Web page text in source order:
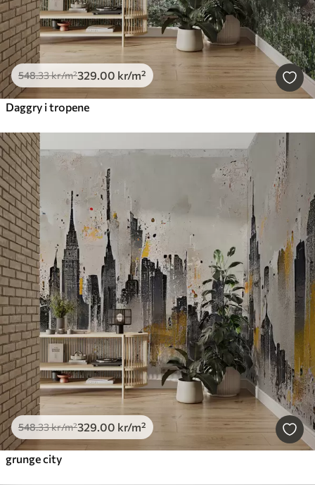
548.33kr/m²329 .00 kr/m²
Daggry i tropene
548.33kr/m²329 .00 kr/m²
grunge city